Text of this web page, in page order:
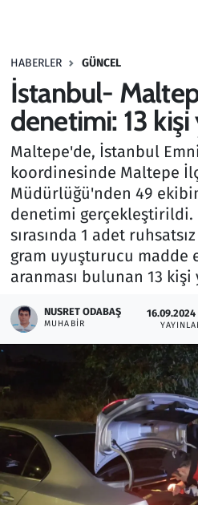
HABERLER GÜNCEL
İstanbul-
denetimi: 13 kişi
Maltepe'de, İstanbul
koordinesinde Maltepe
Müdürlüğü'nden 49
denetimi gerçekleştirildi.
sırasında 1 adet
gram uyuşturucu madde
aranması bulunan 13 kişi
NUSRET ODABAŞ
MUHABIR
16.09.2024
Haber
Kültür Sanat
Kurumsal Haberler
Lezzet Durağı
Memur ve Kamu
Otomobil
Oyun
Ramazan
Resmi İlanlar
Rüya Tabirleri
Sağlık